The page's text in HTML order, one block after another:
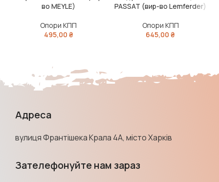
во MEYLE)
Опори КПП
495,00 ₴
PASSAT (вир-во Lemferder)
Опори КПП
645,00₴
Адреса
вулиця Франтішека Крала 4А, місто Харків
Зателефонуйте нам зараз